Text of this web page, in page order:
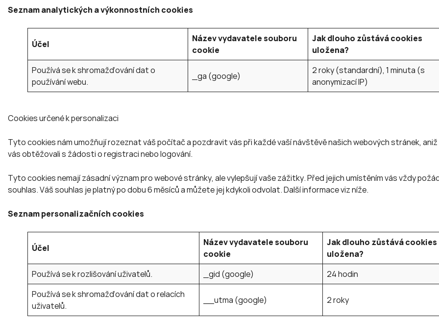
Seznam analytických a výkonnostních cookies
Účel
Název vydavatele souboru
cookie
Jak dlouho zůstává cookies
uložena?
Používá se k shromažďování dat o
používání webu.
_ga (google)
2 roky (standardní), 1 minuta (s
anonymizací IP)
Cookies určené k personalizaci
Tyto cookies nám umožňují rozeznat váš počítač a pozdravit vás při každé vaší návštěvě našich webových stránek, aniž
vás obtěžovali s žádosti o registraci nebo logování.
Tyto cookies nemají zásadní význam pro webové stránky, ale vylepšují vaše zážitky. Před jejich umístěním vás vždy
souhlas. Váš souhlas je platný po dobu 6 měsíců a můžete jej kdykoli odvolat. Další informace viz níže.
Seznam personalizačních cookies
Účel
Název vydavatele souboru
cookie
Jak dlouho zůstává cookies
uložena?
Používá se k rozlišování uživatelů.
_gid (google)
24 hodin
Používá se k shromažďování dat o relacích
uživatelů.
__utma (google) 2 roky